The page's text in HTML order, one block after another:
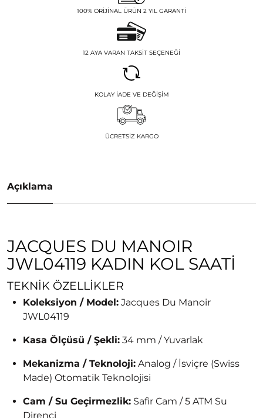
100% ORIJINAL ÜRÜN 2 YIL GARANTI
12 AYA VARAN TAKSIT SEÇENEĞI
KOLAY İADE VE DEĞIŞIM
ÜCRETSIZ KARGO
Açıklama
JACQUES DU MANOIR
JWL04119 KADIN KOL SAATI
TEKNIK ÖZELLIKLER
Koleksiyon / Model: Jacques Du Manoir
JWL04119
Kasa Ölçüsü / Şekli: 34 mm / Yuvarlak
Mekanizma / Teknoloji: Analog / İsviçre (Swiss
Made) Otomatik Teknolojisi
Cam / Su Geçirmezlik: Safir Cam / 5 ATM Su
Direnci